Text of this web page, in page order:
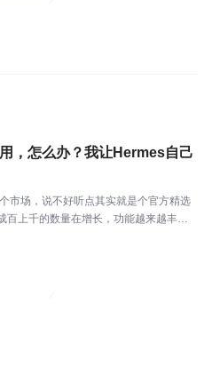
，怎么办？我让Hermes自己
市场，说不好听点其实就是个官方精选
百上千的数量在增长，功能越来越丰
等开源智...